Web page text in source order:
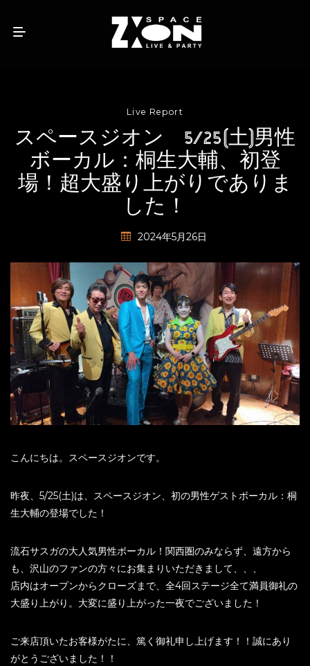
Live Report
スペースジオン 5/25(土)男性
ボーカル：桐生大輔、初登
場！超大盛り上がりでありま
した！
2024年5月26日
こんにちは。スペースジオンです。
昨夜、5/25(土)は、スペースジオン、初の男性ゲストボーカル：桐
生大輔の登場でした！
流石サスガの大人気男性ボーカル！関西圏のみならず、遠方から
も、沢山のファンの方々にお集まりいただきまして、、、
店内はオープンからクローズまで、全4回ステージ全て満員御礼の
大盛り上がり。大変に盛り上がった一夜でございました！
ご来店頂いたお客様がたに、篤く御礼申し上げます！！誠にあり
がとうございました！！